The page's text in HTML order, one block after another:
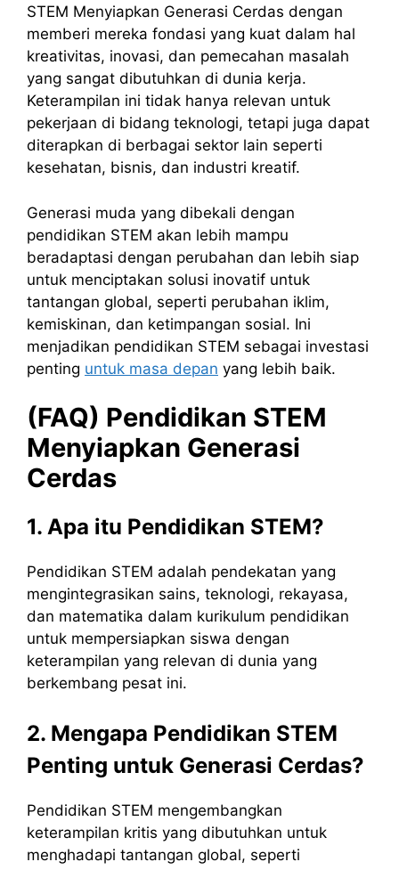
STEM Menyiapkan Generasi Cerdas dengan
memberi mereka fondasi yang kuat dalam hal
kreativitas, inovasi, dan pemecahan masalah
yang sangat dibutuhkan di dunia kerja.
Keterampilan ini tidak hanya relevan untuk
pekerjaan di bidang teknologi, tetapi juga dapat
diterapkan di berbagai sektor lain seperti
kesehatan, bisnis, dan industri kreatif.
Generasi muda yang dibekali dengan
pendidikan STEM akan lebih mampu
beradaptasi dengan perubahan dan lebih siap
untuk menciptakan solusi inovatif untuk
tantangan global, seperti perubahan iklim,
kemiskinan, dan ketimpangan sosial. Ini
menjadikan pendidikan STEM sebagai investasi
penting untuk masa depan yang lebih baik.
(FAQ) Pendidikan STEM
Menyiapkan Generasi
Cerdas
1. Apa itu Pendidikan STEM?
Pendidikan STEM adalah pendekatan yang
mengintegrasikan sains, teknologi, rekayasa,
dan matematika dalam kurikulum pendidikan
untuk mempersiapkan siswa dengan
keterampilan yang relevan di dunia yang
berkembang pesat ini.
2. Mengapa Pendidikan STEM
Penting untuk Generasi Cerdas?
Pendidikan STEM mengembangkan
keterampilan kritis yang dibutuhkan untuk
menghadapi tantangan global, seperti